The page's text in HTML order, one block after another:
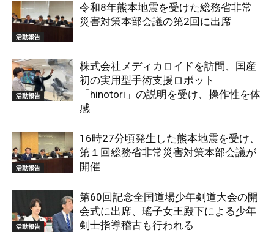
活動報告
令和8年熊本地震を受けた総務省非常
災害対策本部会議の第2回に出席
活動報告
株式会社メディカロイドを訪問、国産
初の実用型手術支援ロボット
「hinotori」の説明を受け、操作性を体
感
活動報告
16時27分頃発生した熊本地震を受け、
第１回総務省非常災害対策本部会議が
開催
活動報告
第60回記念全国道場少年剣道大会の開
会式に出席、瑤子女王殿下による少年
剣士指導稽古も行われる